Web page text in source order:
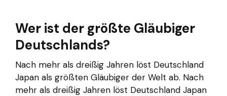
Wer ist der größte Gläubiger
Deutschlands?
Nach mehr als dreißig Jahren löst Deutschland
Japan als größten Gläubiger der Welt ab. Nach
mehr als dreißig Jahren löst Deutschland Japan